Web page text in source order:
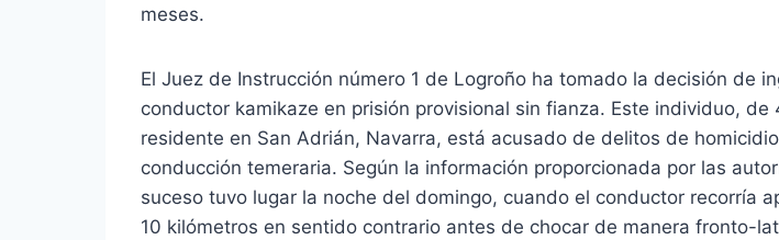
meses.
El Juez de Instrucción número 1 de Logroño ha tomado la decisión de
conductor kamikaze en prisión provisional sin fianza. Este individuo, de
residente en San Adrián, Navarra, está acusado de delitos de
conducción temeraria. Según la información proporcionada por las
suceso tuvo lugar la noche del domingo, cuando el conductor recorría
10 kilómetros en sentido contrario antes de chocar de manera fronto-